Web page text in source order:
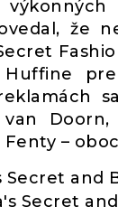
že
Huffine
van
Fenty –
Secret and